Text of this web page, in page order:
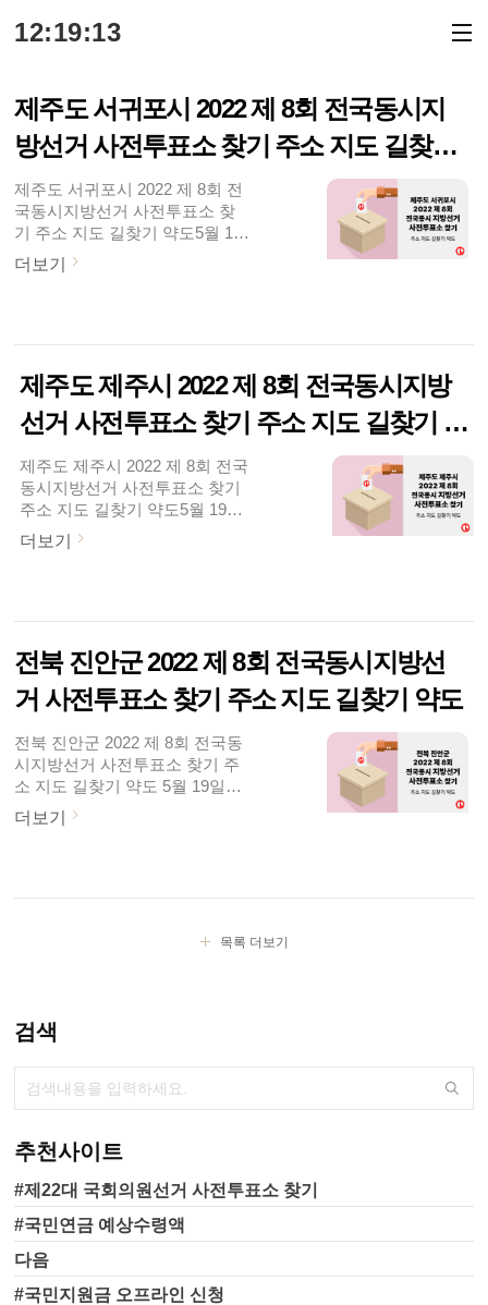
12:19:13
제주도 서귀포시 2022 제 8회 전국동시지
방선거 사전투표소 찾기 주소 지도 길찾기
약도
제주도 서귀포시 2022 제 8회 전
국동시지방선거 사전투표소 찾
기 주소 지도 길찾기 약도5월 19
일(목)부터 제 8회 전국동시지방
선거 선거운동이 시작되었습니
(금), 28일(토) 시간은 매일 오전
사전투표를 실시한다고 밝혔는
데요. 전국에 설치된 사전투표소
어디서나 투표가 가능합니다. 중
(www.nec.go.kr)와 포털사이트에
서도 가장 가까운 사전투표소를
찾아보실 수 있습니다.본 투표는
6월 1일(수)에 진행됩니다. 선거
지만, 이번 선거도 잘 치러졌으면
좋겠습니다.투표율 잠시 살펴보
면요. 제 20대 대..
더보기
제주도 제주시 2022 제 8회 전국동시지방
선거 사전투표소 찾기 주소 지도 길찾기 약
도
제주도 제주시 2022 제 8회 전국
동시지방선거 사전투표소 찾기
주소 지도 길찾기 약도5월 19일
(목)부터 제 8회 전국동시지방선
거 선거운동이 시작되었습니다.
일(토) 시간은 매일 오전 6시 부
표를 실시한다고 밝혔는데요. 전
국에 설치된 사전투표소 어디서
나 투표가 가능합니다. 중앙선관
포털사이트에서도 가장 가까운
사전투표소를 찾아보실 수 있습
니다.본 투표는 6월 1일(수)에 진
행됩니다. 선거일 투표는 주소지
도 잘 치러졌으면 좋겠습니다.투
더보기
전북 진안군 2022 제 8회 전국동시지방선
거 사전투표소 찾기 주소 지도 길찾기 약도
전북 진안군 2022 제 8회 전국동
시지방선거 사전투표소 찾기 주
소 지도 길찾기 약도 5월 19일
(목)부터 제 8회 전국동시지방선
거 선거운동이 시작되었습니다.
28일(토) 시간은 매일 오전 6시
투표를 실시한다고 밝혔는데요.
포털사이트에서도 가장 가까운
사전투표소를 찾아보실 수 있습
니다. 본 투표는 6월 1일(수)에 진
행됩니다. 선거일 투표는 주소지
관할 지정된 투표소에서 가능하
심도가 좀 덜하겠지만, 이번 선거
도 잘 치러졌으면 좋겠습니다. 투
표율 잠시 살펴보면요. 제 20대..
더보기
목록 더보기
검색
추천사이트
#제22대 국회의원선거 사전투표소 찾기
#국민연금 예상수령액
다음
#국민지원금 오프라인 신청